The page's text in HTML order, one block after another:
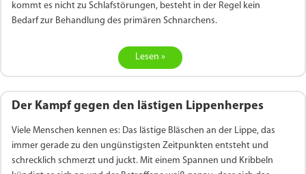
kommt es nicht zu Schlafstörungen, besteht in der Regel kein
Bedarf zur Behandlung des primären Schnarchens.
Lesen »
Der Kampf gegen den lästigen Lippenherpes
Viele Menschen kennen es: Das lästige Bläschen an der Lippe, das
immer gerade zu den ungünstigsten Zeitpunkten entsteht und
schrecklich schmerzt und juckt. Mit einem Spannen und Kribbeln